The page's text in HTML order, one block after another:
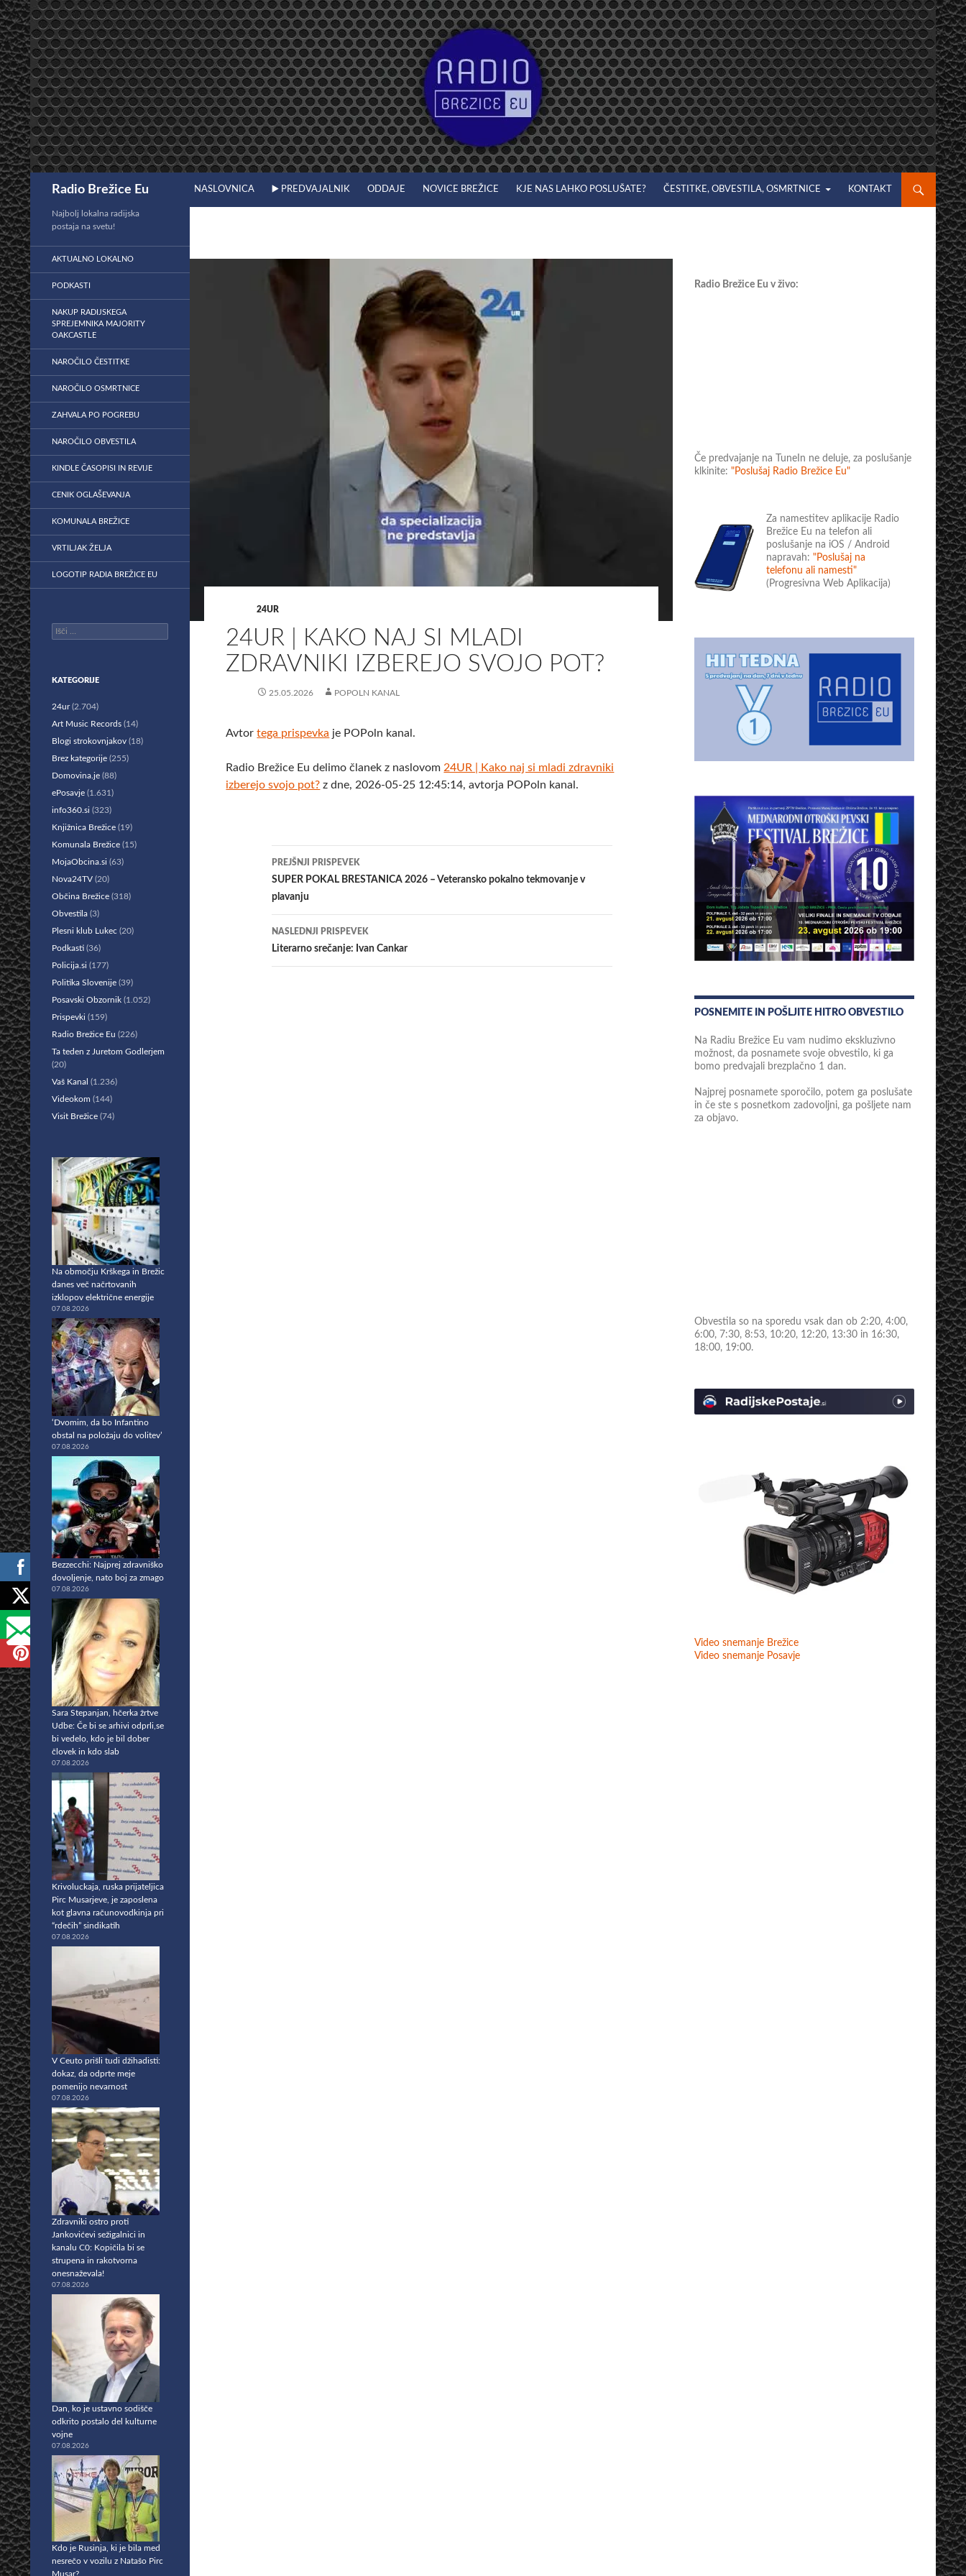
Preskoči
na
vsebino
Radio Brežice Eu NASLOVNICA ▶️ PREDVAJALNIK ODDAJE NOVICE BREŽICE KJE NAS LAHKO POSLUŠATE? ČESTITKE, OBVESTILA, OSMRTNICE KONTAKT
24UR
24UR | KAKO NAJ SI MLADI
ZDRAVNIKI IZBEREJO SVOJO POT?
25.05.2026 POPOLN KANAL
Avtortega prispevka je POPoln kanal.
Radio Brežice Eu delimo članek z naslovom 24UR | Kako naj si mladi zdravniki
izberejo svojo pot? z dne, 2026-05-25 12:45:14, avtorja POPoln kanal.
Krmarjenje
po
prispevkih
PREJŠNJI PRISPEVEK
SUPER POKAL BRESTANICA 2026 – Veteransko pokalno tekmovanje v
plavanju
NASLEDNJI PRISPEVEK
Literarno srečanje: Ivan Cankar
Radio Brežice Eu v živo:
Če predvajanje na TuneIn ne deluje, za poslušanje
klkinite: "Poslušaj Radio Brežice Eu"
Za namestitev aplikacije Radio
Brežice Eu na telefon ali
poslušanje na iOS / Android
napravah: "Poslušaj na
telefonu ali namesti"
(Progresivna Web Aplikacija)
POSNEMITE IN POŠLJITE HITRO OBVESTILO
Na Radiu Brežice Eu vam nudimo ekskluzivno
možnost, da posnamete svoje obvestilo, ki ga
bomo predvajali brezplačno 1 dan.
Najprej posnamete sporočilo, potem ga poslušate
in če ste s posnetkom zadovoljni, ga pošljete nam
za objavo.
Obvestila so na sporedu vsak dan ob 2:20, 4:00,
6:00, 7:30, 8:53, 10:20, 12:20, 13:30 in 16:30,
18:00, 19:00.
Video snemanje Brežice
Video snemanje Posavje
Najbolj lokalna radijska
postaja na svetu!
AKTUALNO LOKALNO
PODKASTI
NAKUP RADIJSKEGA
SPREJEMNIKA MAJORITY
OAKCASTLE
NAROČILO ČESTITKE
NAROČILO OSMRTNICE
ZAHVALA PO POGREBU
NAROČILO OBVESTILA
KINDLE ČASOPISI IN REVIJE
CENIK OGLAŠEVANJA
KOMUNALA BREŽICE
VRTILJAK ŽELJA
LOGOTIP RADIA BREŽICE EU
Išči:
KATEGORIJE
24ur(2.704)
Art Music Records (14)
Blogi strokovnjakov (18)
Brez kategorije (255)
Domovina.je (88)
ePosavje (1.631)
info360.si (323)
Knjižnica Brežice (19)
Komunala Brežice (15)
MojaObcina.si (63)
Nova24TV (20)
Občina Brežice (318)
Obvestila (3)
Plesni klub Lukec (20)
Podkasti (36)
Policija.si (177)
Politika Slovenije (39)
Posavski Obzornik (1.052)
Prispevki (159)
Radio Brežice Eu (226)
Ta teden z Juretom Godlerjem
(20)
Vaš Kanal (1.236)
Videokom (144)
Visit Brežice (74)
Na območju Krškega in Brežic
danes več načrtovanih
izklopov električne energije
07.08.2026
‘Dvomim, da bo Infantino
obstal na položaju do volitev’
07.08.2026
Bezzecchi: Najprej zdravniško
dovoljenje, nato boj za zmago
07.08.2026
Sara Stepanjan, hčerka žrtve
Udbe: Če bi se arhivi odprli,se
bi vedelo, kdo je bil dober
človek in kdo slab
07.08.2026
Krivoluckaja, ruska prijateljica
Pirc Musarjeve, je zaposlena
kot glavna računovodkinja pri
“rdečih” sindikatih
07.08.2026
V Ceuto prišli tudi džihadisti:
dokaz, da odprte meje
pomenijo nevarnost
07.08.2026
Zdravniki ostro proti
Jankovićevi sežigalnici in
kanalu C0: Kopičila bi se
strupena in rakotvorna
onesnaževala!
07.08.2026
Dan, ko je ustavno sodišče
odkrito postalo del kulturne
vojne
07.08.2026
Kdo je Rusinja, ki je bila med
nesrečo v vozilu z Natašo Pirc
Musar?